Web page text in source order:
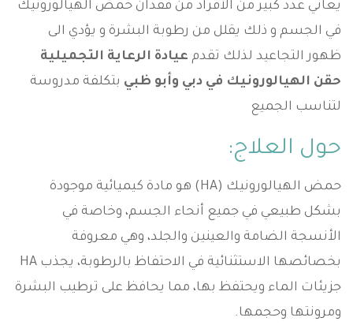
يعاني عدد كبير من الأفراد من فقدان حمض الهيالورونيك
في الجسم و ذلك يقلل من رطوبة البشرة و يؤدي الى
ظهور التجاعيد لذلك تقدم عيادة الرعاية التجميلية
حقن الهيالورونيك في دبي وأبو ظبي بتكلفة مدروسة
لتناسب الجميع
حول العلاج:
حمض الهيالورونيك (HA) هو مادة كيميائية موجودة
بشكل طبيعي في جميع أنحاء الجسم، وخاصة في
الأنسجة الضامة والعينين والجلد، وهي معروفة
بخصائصها الاستثنائية في الاحتفاظ بالرطوبة، يجذب HA
جزيئات الماء ويحتفظ بها، مما يحافظ على ترطيب البشرة
ومرونتها وحجمها.